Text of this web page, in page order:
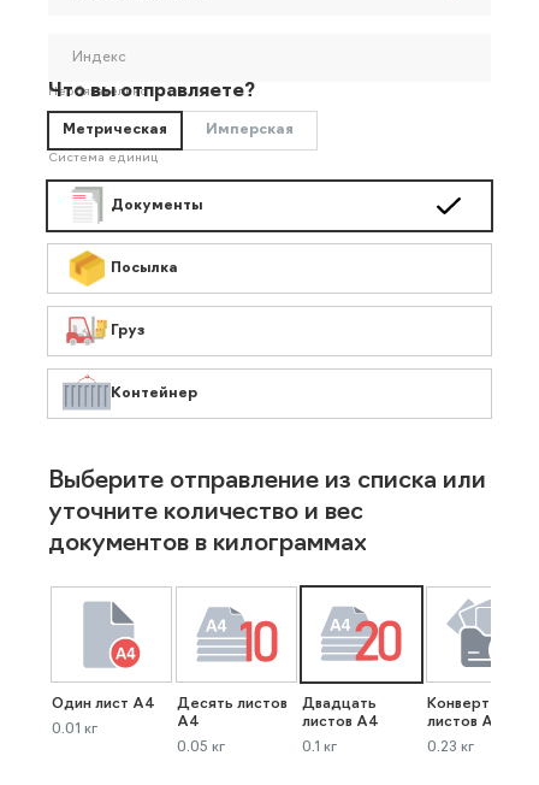
Индекс
Необязательно
Что вы отправляете?
Метрическая Имперская
Система единиц
Документы
Посылка
Груз
Контейнер
Выберите отправление из списка или
уточните количество и вес
документов в килограммах
Один лист А4
0.01 кг
Десять листов
А4
0.05 кг
Двадцать
листов А4
0.1 кг
Конверт до 40
листов А4
0.23 кг